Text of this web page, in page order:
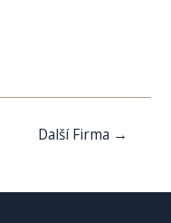
Další Firma →